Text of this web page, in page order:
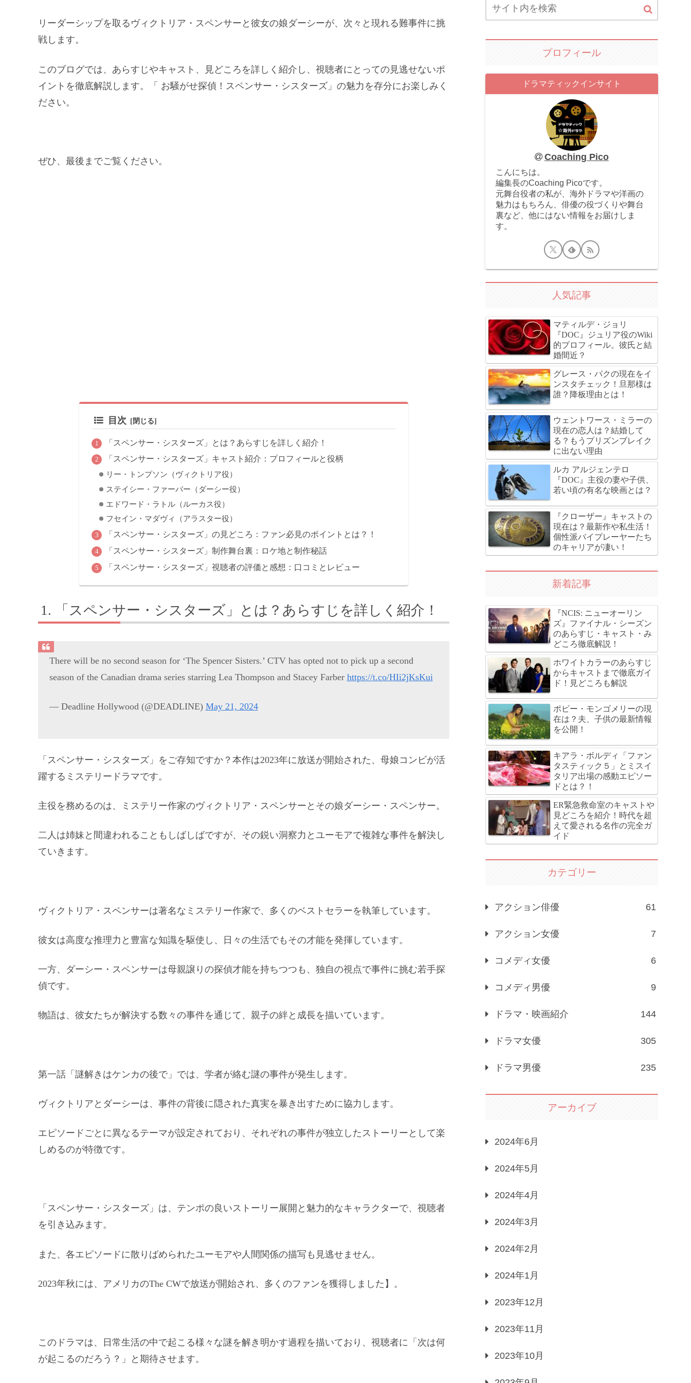
リーダーシップを取るヴィクトリア・スペンサーと彼女の娘ダーシーが、次々と現れる難事件に挑
戦します。
このブログでは、あらすじやキャスト、見どころを詳しく紹介し、視聴者にとっての見逃せないポ
イントを徹底解説します。「 お騒がせ探偵！スペンサー・シスターズ」の魅力を存分にお楽しみく
ださい。
ぜひ、最後までご覧ください。
目次
「スペンサー・シスターズ」とは？あらすじを詳しく紹介！
「スペンサー・シスターズ」キャスト紹介：プロフィールと役柄
リー・トンプソン（ヴィクトリア役）
ステイシー・ファーバー（ダーシー役）
エドワード・ラトル（ルーカス役）
フセイン・マダヴィ（アラスター役）
「スペンサー・シスターズ」の見どころ：ファン必見のポイントとは？！
「スペンサー・シスターズ」制作舞台裏：ロケ地と制作秘話
「スペンサー・シスターズ」視聴者の評価と感想：口コミとレビュー
「スペンサー・シスターズ」とは？あらすじを詳しく紹介！
There will be no second season for ‘The Spencer Sisters.’ CTV has opted not to pick up a second
season of the Canadian drama series starring Lea Thompson and Stacey Farber https://t.co/HIi2jKsKui
— Deadline Hollywood (@DEADLINE) May 21, 2024
「スペンサー・シスターズ」をご存知ですか？本作は2023年に放送が開始された、母娘コンビが活
躍するミステリードラマです。
主役を務めるのは、ミステリー作家のヴィクトリア・スペンサーとその娘ダーシー・スペンサー。
二人は姉妹と間違われることもしばしばですが、その鋭い洞察力とユーモアで複雑な事件を解決し
ていきます。
ヴィクトリア・スペンサーは著名なミステリー作家で、多くのベストセラーを執筆しています。
彼女は高度な推理力と豊富な知識を駆使し、日々の生活でもその才能を発揮しています。
一方、ダーシー・スペンサーは母親譲りの探偵才能を持ちつつも、独自の視点で事件に挑む若手探
偵です。
物語は、彼女たちが解決する数々の事件を通じて、親子の絆と成長を描いています。
第一話「謎解きはケンカの後で」では、学者が絡む謎の事件が発生します。
ヴィクトリアとダーシーは、事件の背後に隠された真実を暴き出すために協力します。
エピソードごとに異なるテーマが設定されており、それぞれの事件が独立したストーリーとして楽
しめるのが特徴です。
「スペンサー・シスターズ」は、テンポの良いストーリー展開と魅力的なキャラクターで、視聴者
を引き込みます。
また、各エピソードに散りばめられたユーモアや人間関係の描写も見逃せません。
2023年秋には、アメリカのThe CWで放送が開始され、多くのファンを獲得しました】。
このドラマは、日常生活の中で起こる様々な謎を解き明かす過程を描いており、視聴者に「次は何
が起こるのだろう？」と期待させます。
プロフィール
ドラマティックインサイト
Coaching Pico
こんにちは。
編集長のCoaching Picoです。
元舞台役者の私が、海外ドラマや洋画の
魅力はもちろん、俳優の役づくりや舞台
裏など、他にはない情報をお届けしま
す。
人気記事
マティルデ・ジョリ
『DOC』ジュリア役のWiki
的プロフィール。彼氏と結
婚間近？
グレース・パクの現在をイ
ンスタチェック！旦那様は
誰？降板理由とは！
ウェントワース・ミラーの
現在の恋人は？結婚して
る？もうプリズンブレイク
に出ない理由
ルカ アルジェンテロ
『DOC』主役の妻や子供、
若い頃の有名な映画とは？
『クローザー』キャストの
現在は？最新作や私生活！
個性派バイプレーヤーたち
のキャリアが凄い！
新着記事
『NCIS: ニューオーリン
ズ』ファイナル・シーズン
のあらすじ・キャスト・み
どころ徹底解説！
ホワイトカラーのあらすじ
からキャストまで徹底ガイ
ド！見どころも解説
ポピー・モンゴメリーの現
在は？夫、子供の最新情報
を公開！
キアラ・ボルディ「ファン
タスティック５」とミスイ
タリア出場の感動エピソー
ドとは？！
ER緊急救命室のキャストや
見どころを紹介！時代を超
えて愛される名作の完全ガ
イド
カテゴリー
アクション俳優 61
アクション女優 7
コメディ女優 6
コメディ男優 9
ドラマ・映画紹介 144
ドラマ女優 305
ドラマ男優 235
アーカイブ
2024年6月
2024年5月
2024年4月
2024年3月
2024年2月
2024年1月
2023年12月
2023年11月
2023年10月